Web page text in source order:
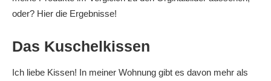
oder? Hier die Ergebnisse!
Das Kuschelkissen
Ich liebe Kissen! In meiner Wohnung gibt es davon mehr als